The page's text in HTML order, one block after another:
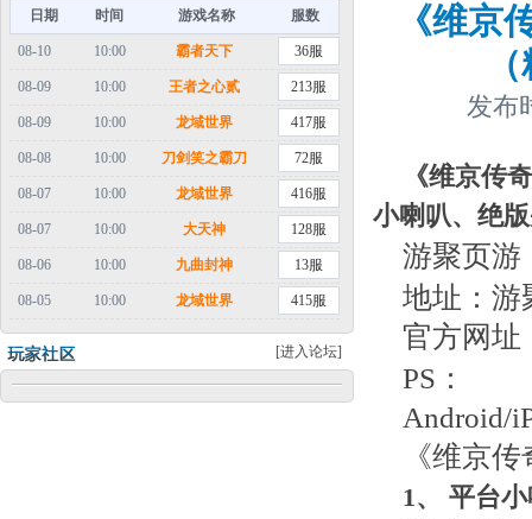
日期 时间 游戏名称 服数
08-10 10:00 霸者天下 36服
08-09 10:00 王者之心贰 213服
08-09 10:00 龙域世界 417服
08-08 10:00 刀剑笑之霸刀 72服
08-07 10:00 龙域世界 416服
08-07 10:00 大天神 128服
08-06 10:00 九曲封神 13服
08-05 10:00 龙域世界 415服
[进入论坛]
《维京
发布
《维京传
小喇叭、绝
游聚页游
地址：游
官方网址
PS：
Android/
《维京
1、 平台